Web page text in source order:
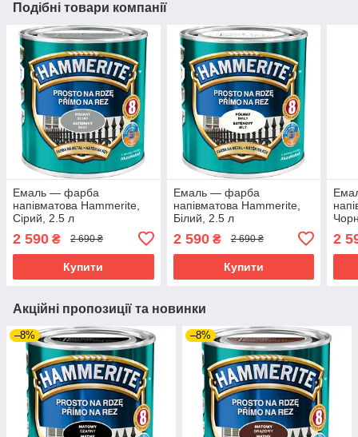
Подібні товари компанії
Емаль — фарба
напівматова Hammerite,
Сірий, 2.5 л
2 590 ₴ 2 690 ₴
Купити
Емаль — фарба
напівматова Hammerite,
Білий, 2.5 л
2 590₴ 2 690 ₴
Купити
2
Акційні пропозиції та новинки
–8% –8%